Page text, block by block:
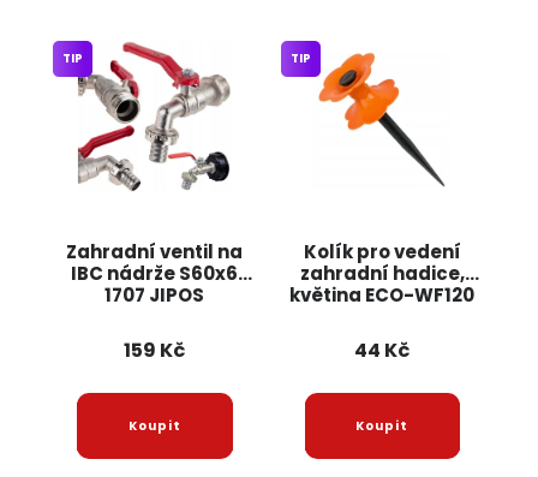
Zahradní ventil na
IBC nádrže S60x6
1707 JIPOS
TIP
159 Kč
Kolík pro vedení
zahradní hadice,
květina ECO-WF120
TIP
44 Kč